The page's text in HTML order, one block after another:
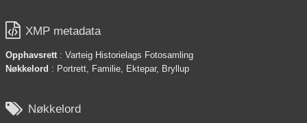
 XMP metadata
Opphavsrett: Varteig Historielags Fotosamling
Nøkkelord : Portrett, Familie, Ektepar, Bryllup
 Nøkkelord